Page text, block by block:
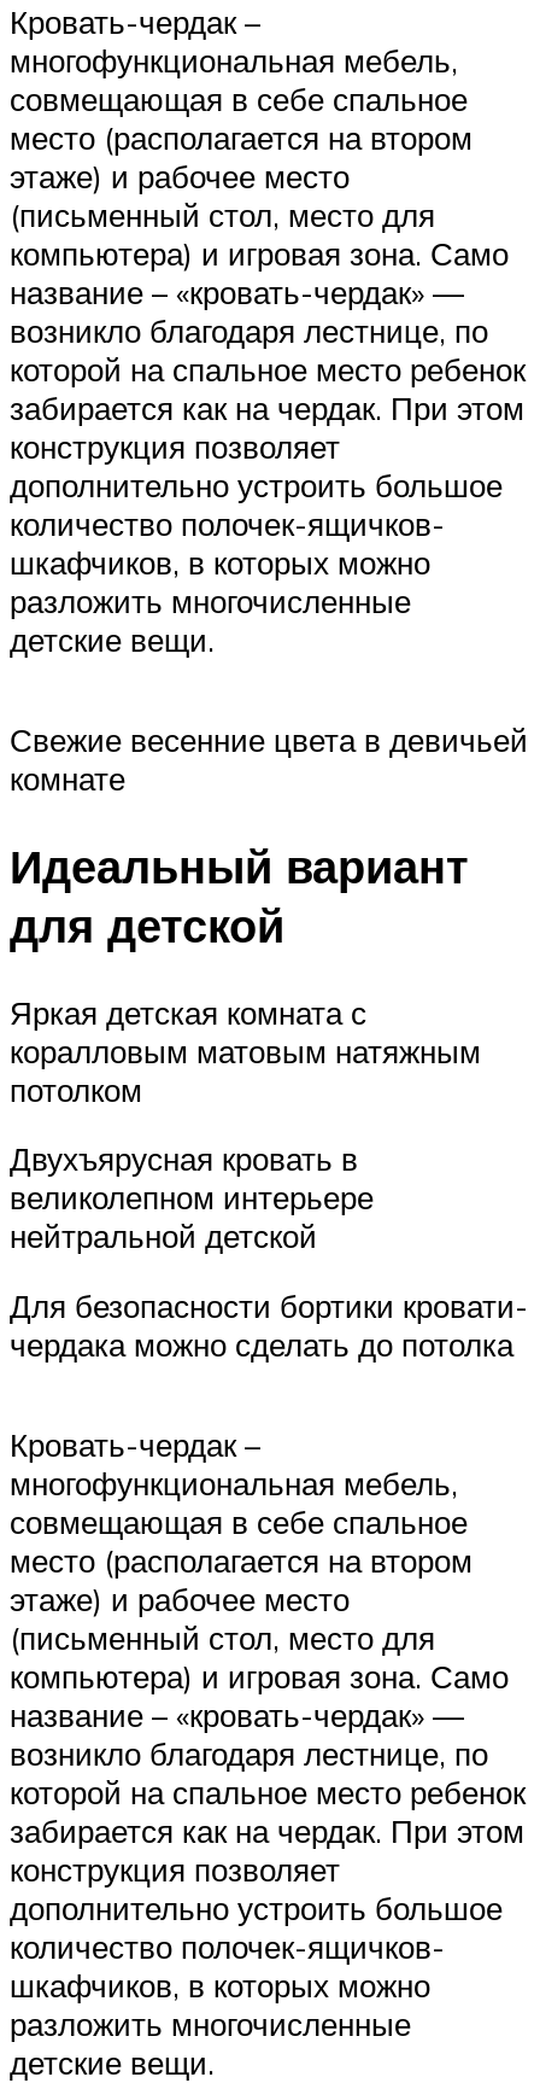
Кровать-чердак –
многофункциональная мебель,
совмещающая в себе спальное
место (располагается на втором
этаже) и рабочее место
(письменный стол, место для
компьютера) и игровая зона. Само
название – «кровать-чердак» —
возникло благодаря лестнице, по
которой на спальное место ребенок
забирается как на чердак. При этом
конструкция позволяет
дополнительно устроить большое
количество полочек-ящичков-
шкафчиков, в которых можно
разложить многочисленные
детские вещи.
Свежие весенние цвета в девичьей
комнате
Идеальный вариант
для детской
Яркая детская комната с
коралловым матовым натяжным
потолком
Двухъярусная кровать в
великолепном интерьере
нейтральной детской
Для безопасности бортики кровати-
чердака можно сделать до потолка
Кровать-чердак –
многофункциональная мебель,
совмещающая в себе спальное
место (располагается на втором
этаже) и рабочее место
(письменный стол, место для
компьютера) и игровая зона. Само
название – «кровать-чердак» —
возникло благодаря лестнице, по
которой на спальное место ребенок
забирается как на чердак. При этом
конструкция позволяет
дополнительно устроить большое
количество полочек-ящичков-
шкафчиков, в которых можно
разложить многочисленные
детские вещи.